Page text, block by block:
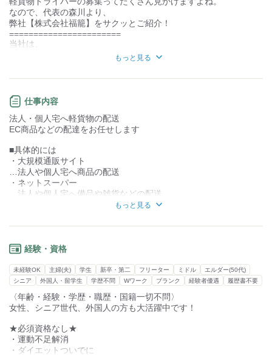
少ない
下記URLからLP広告もご覧ください！
https://fukurow2960.com/
・シニア
・外国人
・主婦（夫）
などなど
なので、代表の森川より、
弊社【株式会社福籠】をサクッとご紹介！
=======================
当社は、
厳しい配送件数などはなく、
同業界からの転職者の定着率もほぼ100%
私(代表)自身、
”ドライバーファースト”
という考えを大切にしています。
例えば...↓
天候が悪く、危険と判断した際には配送を中止。
「配送が終わらなそうなときには、
手が空いてそうな従業員にも声を掛け合って、
無理のない配送を心がけています。」
スタッフからは、
・前職では無理やりシフトを組まれたが、
今は自分のペースで働けている
・業務委託なのに、ボーナスが出るのはうれしい
・何より、代表や従業員の人柄が良くて温かな雰囲気がある
といった声が多数。
ご相談して下さい！
もっと見る
仕事内容
法人・個人宅へ軽貨物の配送
EC商品などの配達をお任せします
■具体的には
・大規模通販サイト
…法人や個人宅へ商品の配送
・ネットスーパー
…法人や個人宅へ備品や雑貨などの配送
■配送エリア
集荷場所は月島駅周辺になります。
中央区周辺を回ります。
もっと見る
経験・資格
未経験OK 主婦(夫) 学生 新卒・第二 フリーター ミドル
エルダー(50代)
シニア
外国人・留学生 学歴不問 Wワーク ブランク 経験者優遇 履歴書不要
〈年齢・経験・学歴・職歴・国籍一切不問〉
女性、シニア世代、外国人の方も大活躍中です！
★必須資格なし★
・運動不足解消
・ダイエットついでに